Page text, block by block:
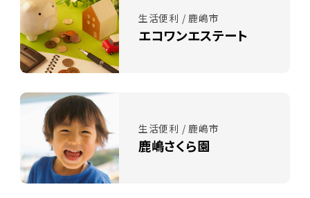
生活便利 / 鹿嶋市
エコワンエステート
生活便利 / 鹿嶋市
鹿嶋さくら園